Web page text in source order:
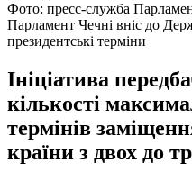
Фото: пресс-служба
Парламент Чечні вніс до
президентські терміни
Ініціатива
кількості
термінів
країни з двох до